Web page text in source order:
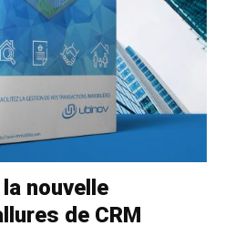
nouvelle
de CRM